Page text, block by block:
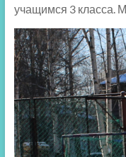
учащимся 3 класса.